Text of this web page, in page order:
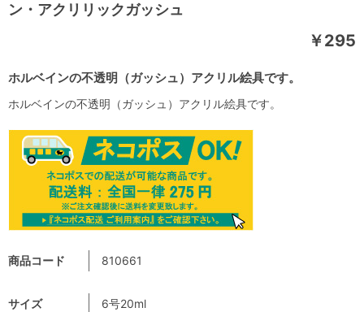
ン・アクリリックガッシュ
ホルベインの不透明（ガッシュ）アクリル絵具です。
￥295
商品コード 810661
サイズ 6号20ml
ホルベインの不透明（ガッシュ）アクリル絵具です。